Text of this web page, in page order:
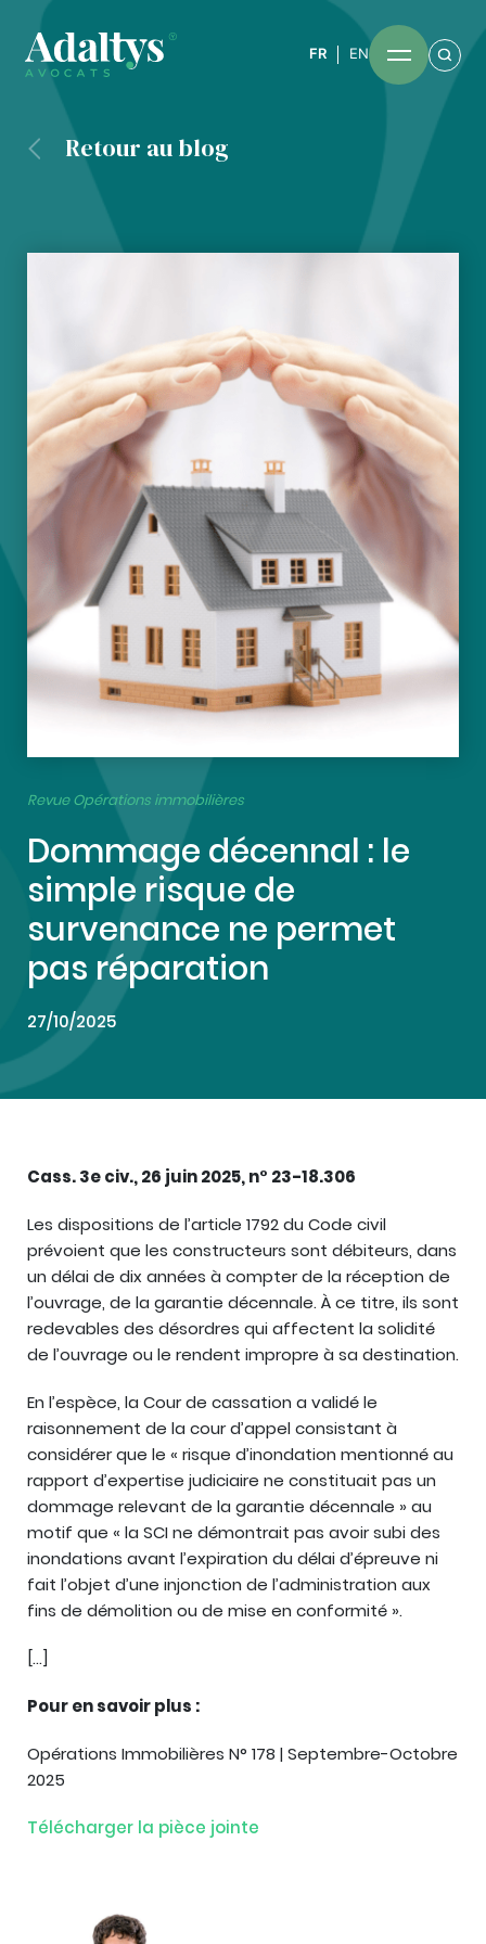
FR EN
Retour au blog
Revue Opérations immobilières
Dommage décennal : le
simple risque de
survenance ne permet
pas réparation
27/10/2025
Cass. 3e civ., 26 juin 2025, n° 23-18.306
Les dispositions de l’article 1792 du Code civil
prévoient que les constructeurs sont débiteurs, dans
un délai de dix années à compter de la réception de
l’ouvrage, de la garantie décennale. À ce titre, ils sont
redevables des désordres qui affectent la solidité
de l’ouvrage ou le rendent impropre à sa destination.
En l’espèce, la Cour de cassation a validé le
raisonnement de la cour d’appel consistant à
considérer que le « risque d’inondation mentionné au
rapport d’expertise judiciaire ne constituait pas un
dommage relevant de la garantie décennale » au
motif que « la SCI ne démontrait pas avoir subi des
inondations avant l’expiration du délai d’épreuve ni
fait l’objet d’une injonction de l’administration aux
fins de démolition ou de mise en conformité ».
[…]
Pour en savoir plus :
Opérations Immobilières N° 178 | Septembre-Octobre
2025
Télécharger la pièce jointe